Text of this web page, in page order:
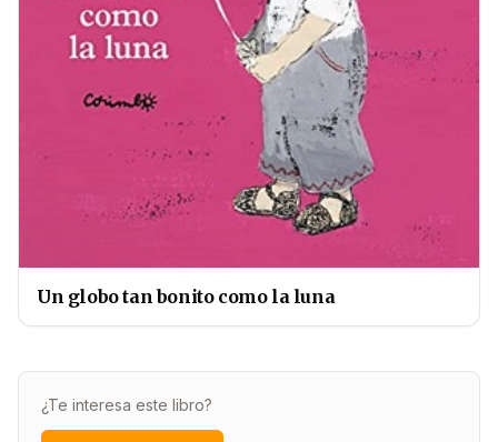
Un globo tan bonito como la luna
¿Te interesa este libro?